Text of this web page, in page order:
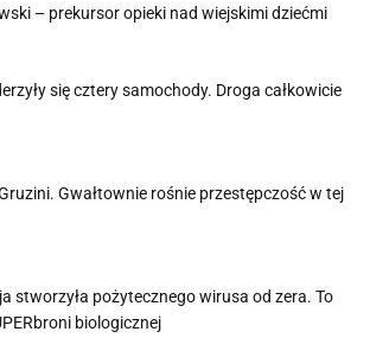
– prekursor opieki nad wiejskimi dziećmi
się cztery samochody. Droga całkowicie
Gwałtownie rośnie przestępczość w tej
stworzyła pożytecznego wirusa od zera. To
biologicznej